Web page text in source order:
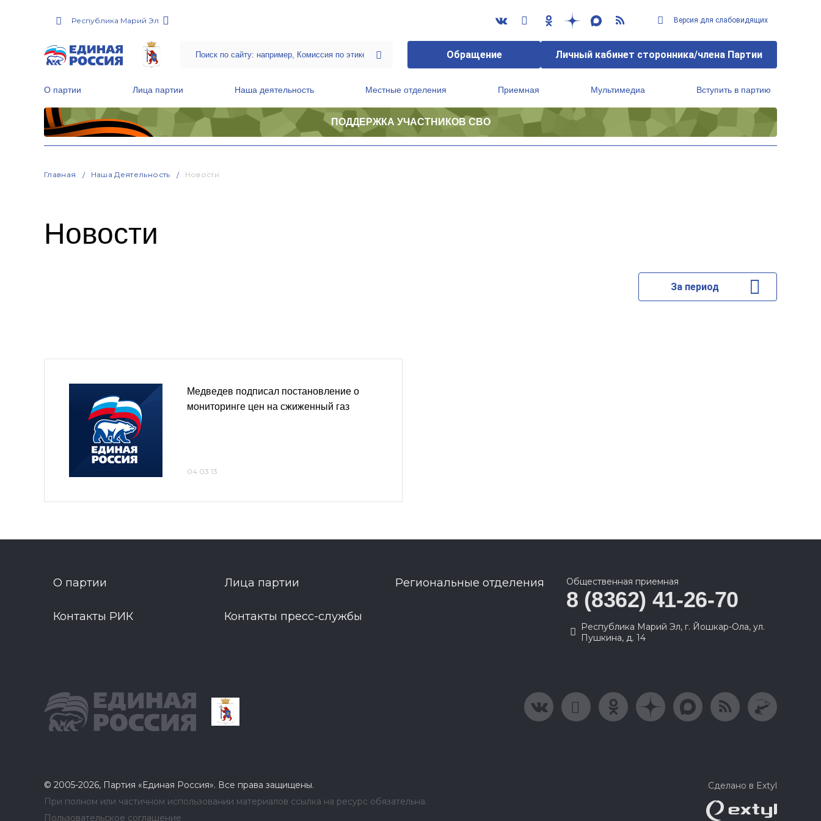
Республика Марий Эл Версия для слабовидящих
Обращение Личный кабинет сторонника/члена Партии
О партии Лица партии Наша деятельность Местные отделения Приемная Мультимедиа Вступить в партию
ПОДДЕРЖКА УЧАСТНИКОВ СВО
Главная Наша Деятельность Новости
Новости
За период
Медведев подписал постановление о
мониторинге цен на сжиженный газ
04.03.13
О партии Лица партии Региональные отделения
Контакты РИК Контакты пресс-службы
Общественная приемная
8 (8362) 41-26-70
Республика Марий Эл, г. Йошкар-Ола, ул.
Пушкина, д. 14
© 2005-2026, Партия «Единая Россия». Все права защищены.
При полном или частичном использовании материалов ссылка на ресурс обязательна.
Пользовательское соглашение
Сделано в Extyl